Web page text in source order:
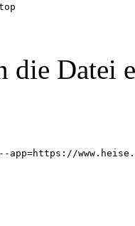
die Datei
app=https://